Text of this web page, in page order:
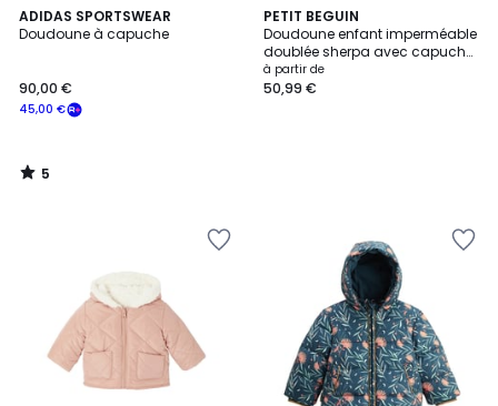
ADIDAS SPORTSWEAR
Doudoune à capuche
45,00 €
90,00 €
5
/
5
/
PETIT BEGUIN
Doudoune enfant imperméable
doublée sherpa avec capuche
Chincha
à partir de
50,99 €